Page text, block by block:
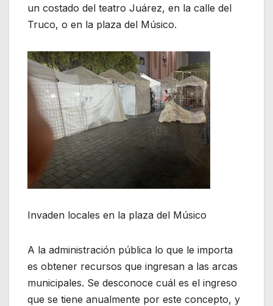
un costado del teatro Juárez, en la calle del
Truco, o en la plaza del Músico.
Invaden locales en la plaza del Músico
A la administración pública lo que le importa
es obtener recursos que ingresan a las arcas
municipales. Se desconoce cuál es el ingreso
que se tiene anualmente por este concepto, y